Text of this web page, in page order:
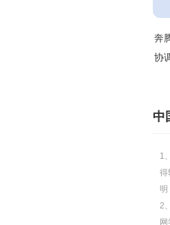
奔
协
中
1
得
明
2